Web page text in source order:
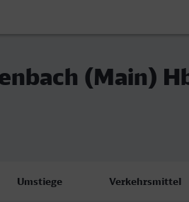
(Main)
Umstiege Verkehrsmittel